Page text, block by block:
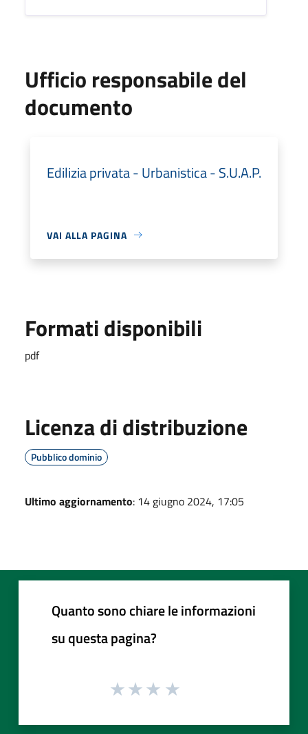
Ufficio responsabile del
documento
Edilizia privata - Urbanistica - S.U.A.P.
VAI ALLA PAGINA
Formati disponibili
pdf
Licenza di distribuzione
Pubblico dominio
Ultimo aggiornamento: 14 giugno 2024, 17:05
Quanto sono chiare le informazioni
su questa pagina?